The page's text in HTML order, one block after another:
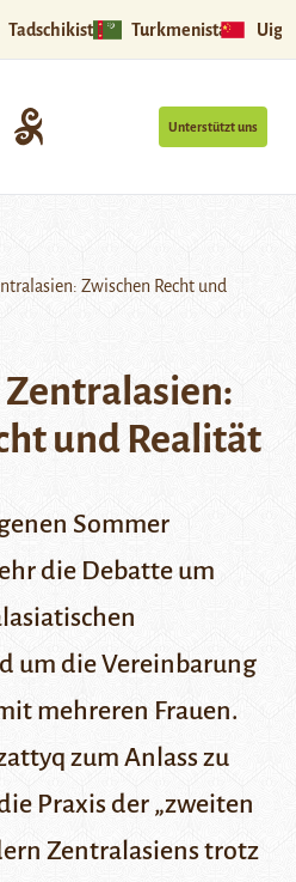
Tadschikistan Turkmenistan
Unterstützt uns
Zwischen Recht und
und Realität
Sommer
die Debatte um
um die Vereinbarung
mehreren Frauen.
zum Anlass zu
Praxis der „zweiten
Zentralasiens trotz